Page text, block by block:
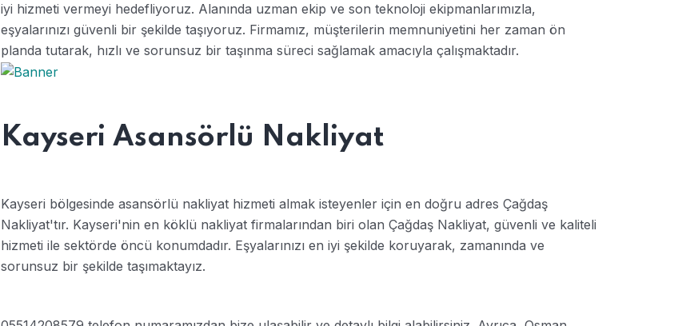
iyi hizmeti vermeyi hedefliyoruz. Alanında uzman ekip ve son teknoloji ekipmanlarımızla,
eşyalarınızı güvenli bir şekilde taşıyoruz. Firmamız, müşterilerin memnuniyetini her zaman ön
planda tutarak, hızlı ve sorunsuz bir taşınma süreci sağlamak amacıyla çalışmaktadır.
Kayseri Asansörlü Nakliyat
Kayseri bölgesinde asansörlü nakliyat hizmeti almak isteyenler için en doğru adres Çağdaş
Nakliyat'tır. Kayseri'nin en köklü nakliyat firmalarından biri olan Çağdaş Nakliyat, güvenli ve kaliteli
hizmeti ile sektörde öncü konumdadır. Eşyalarınızı en iyi şekilde koruyarak, zamanında ve
sorunsuz bir şekilde taşımaktayız.